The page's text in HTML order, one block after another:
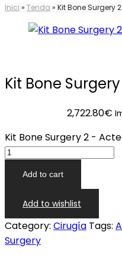
Inici » Tenda » Kit Bone Surgery
Kit Bone
2,722.80€
Kit Bone Surgery 2 -
Add to cart
Add to wishlist
Category: Cirugía Tags:
Surgery